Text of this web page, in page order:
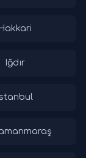
Iğdır
İstanbul